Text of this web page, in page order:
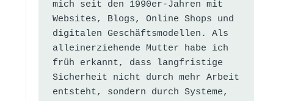
mich seit den 1990er-Jahren mit
Websites, Blogs, Online Shops und
digitalen Geschäftsmodellen. Als
alleinerziehende Mutter habe ich
früh erkannt, dass langfristige
Sicherheit nicht durch mehr Arbeit
entsteht, sondern durch Systeme,